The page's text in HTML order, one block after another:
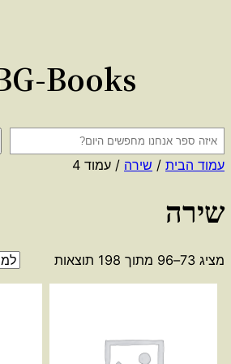
Books
ח
י
ש
עמוד הבית / שירה / עמוד 4
שירה
מציג 73–96 מתוך 198 תוצאות
ממוין
לפי